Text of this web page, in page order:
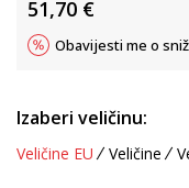
51,70 €
Obavijesti me o
Izaberi veličinu:
Veličine EU Veličine